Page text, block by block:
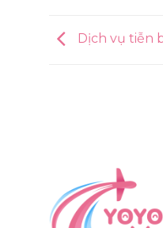
Dịch vụ tiễn